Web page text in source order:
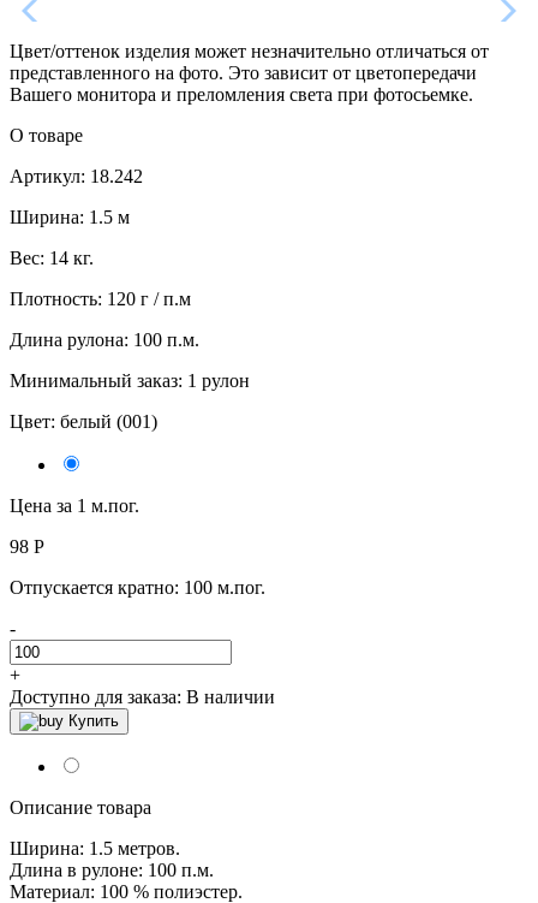
Цвет/оттенок изделия может незначительно отличаться от
представленного на фото. Это зависит от цветопередачи
Вашего монитора и преломления света при фотосьемке.
О товаре
Артикул: 18.242
Ширина: 1.5 м
Вес: 14 кг.
Плотность: 120 г / п.м
Длина рулона: 100 п.м.
Минимальный заказ: 1 рулон
Цвет: белый (001)
Цена за 1 м.пог.
98 Р
Отпускается кратно: 100 м.пог.
-
+
Доступно для заказа: В наличии
Купить
Описание товара
Ширина: 1.5 метров.
Длина в рулоне: 100 п.м.
Материал: 100 % полиэстер.